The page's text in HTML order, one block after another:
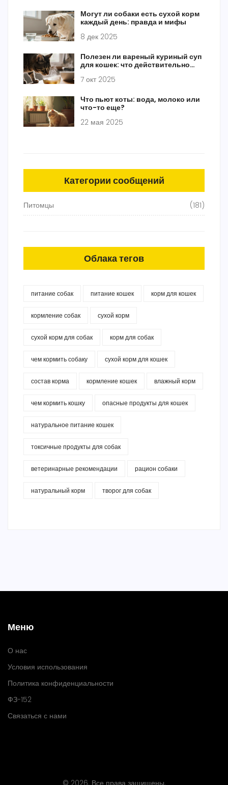
Могут ли собаки есть сухой корм
каждый день: правда и мифы
8 дек 2025
Полезен ли вареный куриный суп
для кошек: что действительно
7 окт 2025
Что пьют коты: вода, молоко или
что-то еще?
22 мая 2025
Категории сообщений
Питомцы (181)
Облака тегов
питание собак питание кошек корм для кошек
кормление собак сухой корм
сухой корм для собак корм для собак
чем кормить собаку сухой корм для кошек
состав корма кормление кошек влажный корм
чем кормить кошку опасные продукты для кошек
натуральное питание кошек
токсичные продукты для собак
ветеринарные рекомендации рацион собаки
натуральный корм творог для собак
Меню
О нас
Условия использования
Политика конфиденциальности
ФЗ-152
Связаться с нами